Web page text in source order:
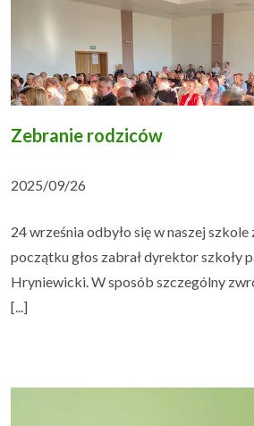
Zebranie rodziców
2025/09/26
24 września odbyło się w naszej
początku głos zabrał dyrektor szkoły
Hryniewicki. W sposób szczególny
[...]